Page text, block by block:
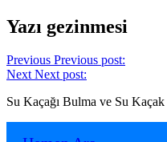
Yazı gezinmesi
Previous Previous post:
Next Next post:
Su Kaçağı Bulma ve Su